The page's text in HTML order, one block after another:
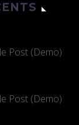
Post (Demo)
Post (Demo)